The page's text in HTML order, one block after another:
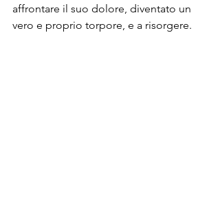
affrontare il suo dolore, diventato un
vero e proprio torpore, e a risorgere.